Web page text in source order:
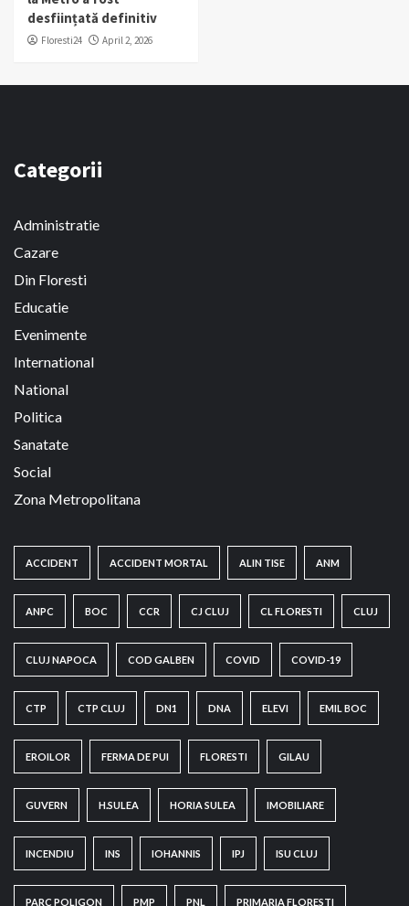
desființată definitiv
Floresti24 April 2, 2026
Categorii
Administratie
Cazare
Din Floresti
Educatie
Evenimente
International
National
Politica
Sanatate
Social
Zona Metropolitana
ACCIDENT ACCIDENT MORTAL ALIN TISE ANM
ANPC BOC CCR CJ CLUJ CL FLORESTI CLUJ
CLUJ NAPOCA COD GALBEN COVID COVID-19
CTP CTP CLUJ DN1 DNA ELEVI EMIL BOC
EROILOR FERMA DE PUI FLORESTI GILAU
GUVERN H.SULEA HORIA SULEA IMOBILIARE
INCENDIU INS IOHANNIS IPJ ISU CLUJ
PARC POLIGON PMP PNL PRIMARIA FLORESTI